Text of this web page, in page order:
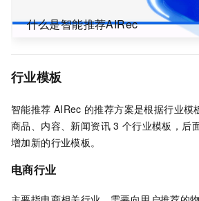
什么是智能推荐AIRec
行业模板
智能推荐 AIRec 的推荐方案是根据行业模
商品、内容、新闻资讯 3 个行业模板，后
增加新的行业模板。
电商行业